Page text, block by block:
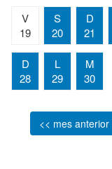
V
19
S
20
D
21
D
28
L
29
M
30
<< mes anterior